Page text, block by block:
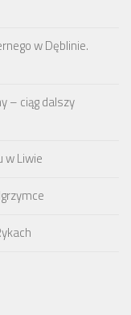
w Dęblinie.
– ciąg dalszy
w Liwie